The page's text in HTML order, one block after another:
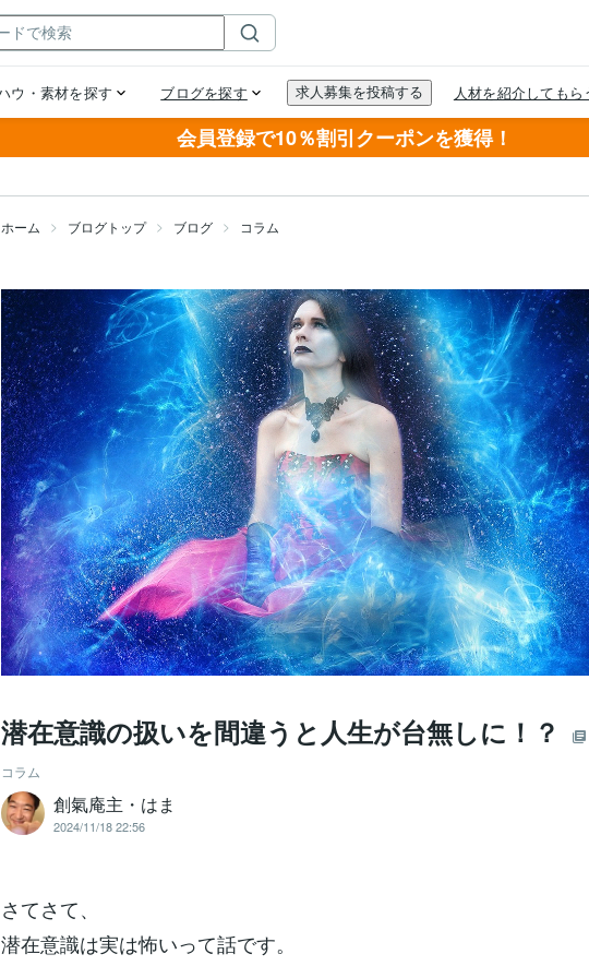
会員登録で10％割引クーポンを獲得！
ホーム ブログトップ ブログ コラム
潜在意識の扱いを間違うと人生が台無しに！？
コラム
創氣庵主・はま
2024/11/18 22:56
さてさて、
潜在意識は実は怖いって話です。